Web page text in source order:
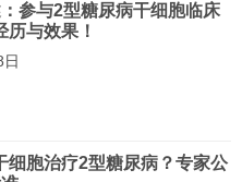
参与2型糖尿病干细胞临床
历与效果！
细胞治疗2型糖尿病？专家公